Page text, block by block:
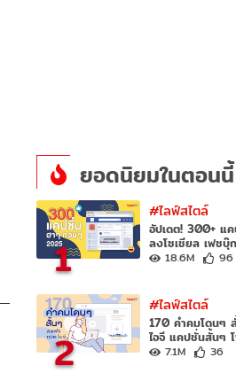
ยอดนิยมในตอนนี้
1
#ไลฟ์สไตล์
อัปเดต! 300+ แ
ลงโซเชียล เฟซบุ๊
18.6M 96
2
#ไลฟ์สไตล์
170 คำคมโดนๆ
ไอจี แคปชั่นสั้นๆ
7.1M 36